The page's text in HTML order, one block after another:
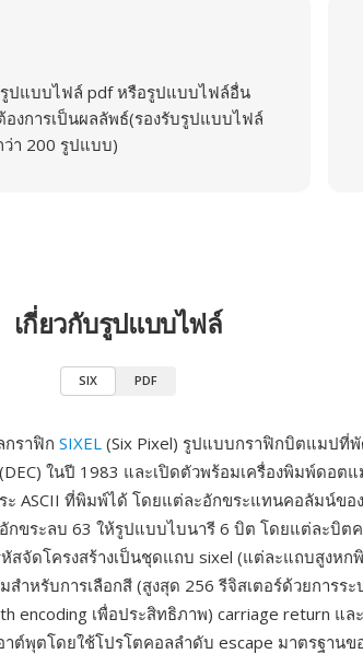
รูปแบบไฟล์ pdf หรือรูปแบบไฟล์อื่น
องการเป็นผลลัพธ์(รองรับรูปแบบไฟล์
ว่า 200 รูปแบบ)
เกี่ยวกับรูปแบบไฟล์
SIX PDF
กราฟิก SIXEL (Six Pixel) รูปแบบกราฟิกบิตแมปที่
ในปี 1983 และเปิดตัวพร้อมเครื่องพิมพ์ดอต
ะ ASCII ที่พิมพ์ได้ โดยแต่ละอักขระแทนคอลัมน์ขอ
กขระลบ 63 ให้รูปแบบไบนารี 6 บิต โดยแต่ละบิต
สจัดโครงสร้างเป็นชุดแถบ sixel (แต่ละแถบสูงหก
ำหรับการเลือกสี (สูงสุด 256 รีจิสเตอร์ด้วยการระ
encoding เพื่อประสิทธิภาพ) carriage return แล
ต์พุตโดยใช้โปรโตคอลลำดับ escape มาตรฐานข